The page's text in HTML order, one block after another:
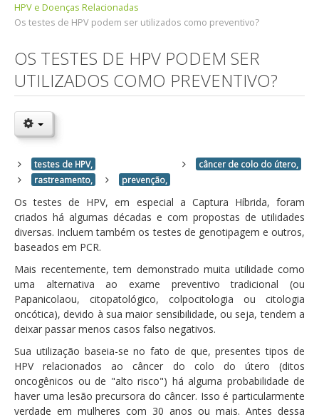
HPV e Doenças Relacionadas
Os testes de HPV podem ser utilizados como preventivo?
OS TESTES DE HPV PODEM SER
UTILIZADOS COMO PREVENTIVO?
testes de HPV,
câncer de colo do útero,
rastreamento,
prevenção,
Os testes de HPV, em especial a Captura Híbrida, foram
criados há algumas décadas e com propostas de utilidades
diversas. Incluem também os testes de genotipagem e outros,
baseados em PCR.
Mais recentemente, tem demonstrado muita utilidade como
uma alternativa ao exame preventivo tradicional (ou
Papanicolaou, citopatológico, colpocitologia ou citologia
oncótica), devido à sua maior sensibilidade, ou seja, tendem a
deixar passar menos casos falso negativos.
Sua utilização baseia-se no fato de que, presentes tipos de
HPV relacionados ao câncer do colo do útero (ditos
oncogênicos ou de "alto risco") há alguma probabilidade de
haver uma lesão precursora do câncer. Isso é particularmente
verdade em mulheres com 30 anos ou mais. Antes dessa